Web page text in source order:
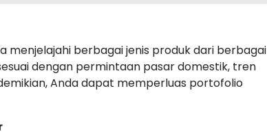
menjelajahi berbagai jenis produk dari berbagai
dengan permintaan pasar domestik, tren
Anda dapat memperluas portofolio